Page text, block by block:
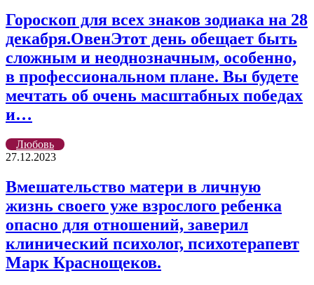
Гороскоп для всех знаков зодиака на 28
декабря.ОвенЭтот день обещает быть
сложным и неоднозначным, особенно,
в профессиональном плане. Вы будете
мечтать об очень масштабных победах
и…
Любовь
27.12.2023
Вмешательство матери в личную
жизнь своего уже взрослого ребенка
опасно для отношений, заверил
клинический психолог, психотерапевт
Марк Краснощеков.